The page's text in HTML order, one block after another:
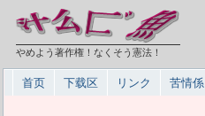
やめよう著作権！なくそう憲法！
首页 下载区 リンク 苦情係